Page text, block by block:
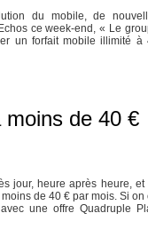
du mobile, de
ce week-end, « Le
un forfait mobile illimité à
moins de 40 €
jour, heure après heure, et
de 40 € par mois. Si on
une offre Quadruple